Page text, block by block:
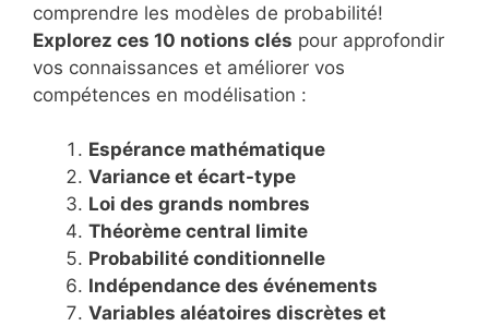
comprendre les modèles de probabilité!
Explorez ces 10 notions clés pour approfondir
vos connaissances et améliorer vos
compétences en modélisation :
Espérance mathématique
Variance et écart-type
Loi des grands nombres
Théorème central limite
Probabilité conditionnelle
Indépendance des événements
Variables aléatoires discrètes et